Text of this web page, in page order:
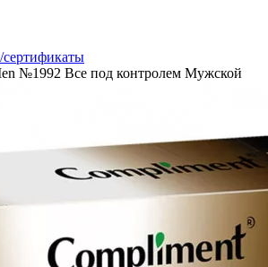
№1992 Все под контролем Мужской